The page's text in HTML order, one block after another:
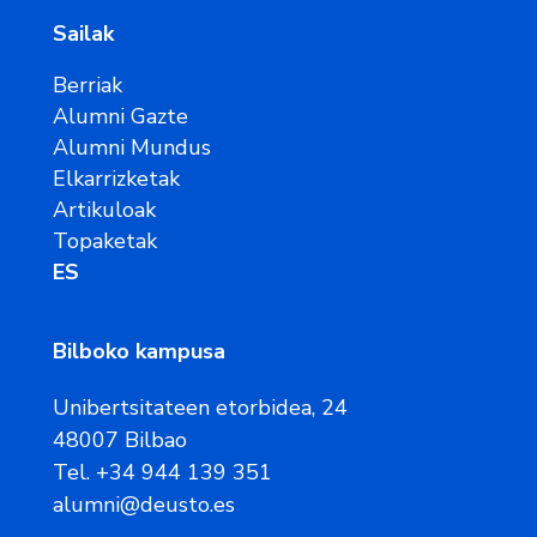
Sailak
Berriak
Alumni Gazte
Alumni Mundus
Elkarrizketak
Artikuloak
Topaketak
ES
Bilboko kampusa
Unibertsitateen etorbidea, 24
48007 Bilbao
Tel. +34 944 139 351
alumni@deusto.es